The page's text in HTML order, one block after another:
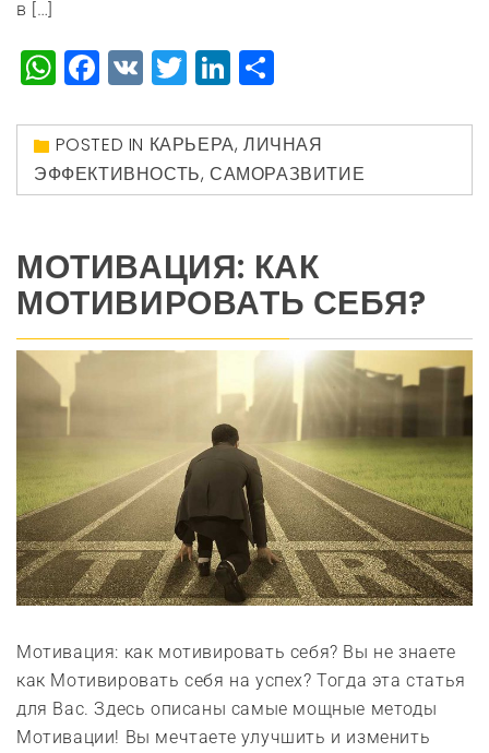
в […]
WhatsApp
Facebook
VK TwitterLinkedIn
POSTED IN КАРЬЕРА,ЛИЧНАЯ
ЭФФЕКТИВНОСТЬ,САМОРАЗВИТИЕ
МОТИВАЦИЯ: КАК
МОТИВИРОВАТЬ СЕБЯ?
Мотивация: как мотивировать себя? Вы не знаете
как Мотивировать себя на успех? Тогда эта статья
для Вас. Здесь описаны самые мощные методы
Мотивации! Вы мечтаете улучшить и изменить